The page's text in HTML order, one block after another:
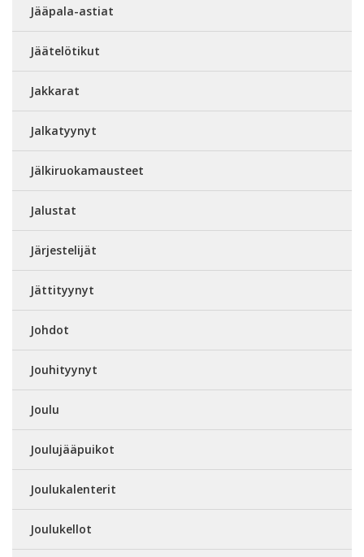
Jääpala-astiat
Jäätelötikut
Jakkarat
Jalkatyynyt
Jälkiruokamausteet
Jalustat
Järjestelijät
Jättityynyt
Johdot
Jouhityynyt
Joulu
Joulujääpuikot
Joulukalenterit
Joulukellot